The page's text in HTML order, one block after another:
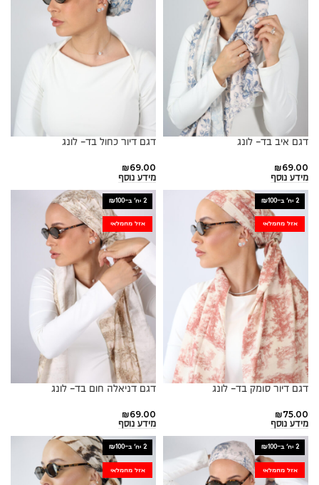
דגם איב בד- לונג
₪69.00
מידע נוסף
דגם דיור כחול בד- לונג
₪69.00
מידע נוסף
2 יח׳ ב-₪100
אזל מהמלאי
דגם דיור סומק בד- לונג
₪75.00
מידע נוסף
2 יח׳ ב-₪100
אזל מהמלאי
דגם דניאלה חום בד- לונג
₪69.00
מידע נוסף
2 יח׳ ב-₪100
אזל מהמלאי
2 יח׳ ב-₪100
אזל מהמלאי